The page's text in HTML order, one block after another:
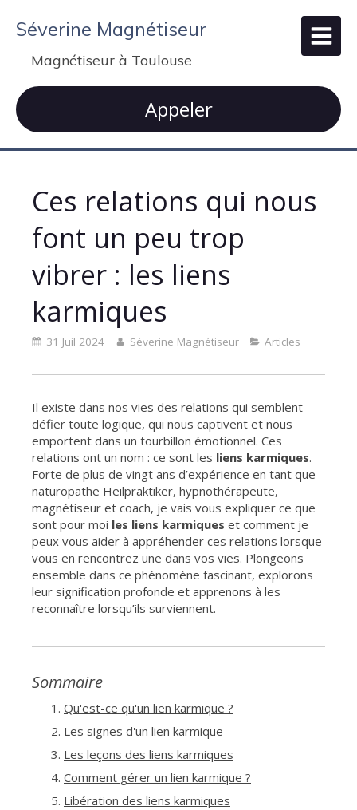
Séverine Magnétiseur
Magnétiseur à Toulouse
Appeler
Ces relations qui nous
font un peu trop
vibrer : les liens
karmiques
31 Juil 2024 Séverine Magnétiseur Articles
Il existe dans nos vies des relations qui semblent
défier toute logique, qui nous captivent et nous
emportent dans un tourbillon émotionnel. Ces
relations ont un nom : ce sont les liens karmiques.
Forte de plus de vingt ans d’expérience en tant que
naturopathe Heilpraktiker, hypnothérapeute,
magnétiseur et coach, je vais vous expliquer ce que
sont pour moi les liens karmiques et comment je
peux vous aider à appréhender ces relations lorsque
vous en rencontrez une dans vos vies. Plongeons
ensemble dans ce phénomène fascinant, explorons
leur signification profonde et apprenons à les
reconnaître lorsqu’ils surviennent.
Sommaire
Qu'est-ce qu'un lien karmique ?
Les signes d'un lien karmique
Les leçons des liens karmiques
Comment gérer un lien karmique ?
Libération des liens karmiques